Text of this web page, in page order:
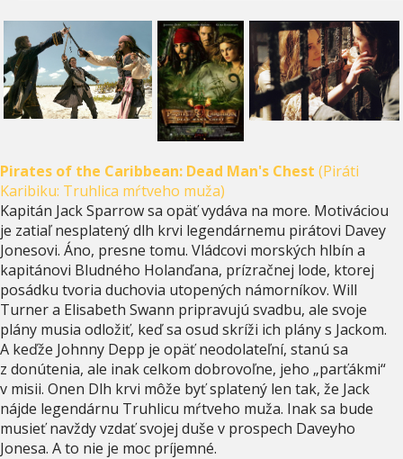
Pirates of the Caribbean: Dead Man's Chest (Piráti
Karibiku: Truhlica mŕtveho muža)
Kapitán Jack Sparrow sa opäť vydáva na more. Motiváciou
je zatiaľ nesplatený dlh krvi legendárnemu pirátovi Davey
Jonesovi. Áno, presne tomu. Vládcovi morských hlbín a
kapitánovi Bludného Holanďana, prízračnej lode, ktorej
posádku tvoria duchovia utopených námorníkov. Will
Turner a Elisabeth Swann pripravujú svadbu, ale svoje
plány musia odložiť, keď sa osud skríži ich plány s Jackom.
A keďže Johnny Depp je opäť neodolateľní, stanú sa
z donútenia, ale inak celkom dobrovoľne, jeho „parťákmi“
v misii. Onen Dlh krvi môže byť splatený len tak, že Jack
nájde legendárnu Truhlicu mŕtveho muža. Inak sa bude
musieť navždy vzdať svojej duše v prospech Daveyho
Jonesa. A to nie je moc príjemné.